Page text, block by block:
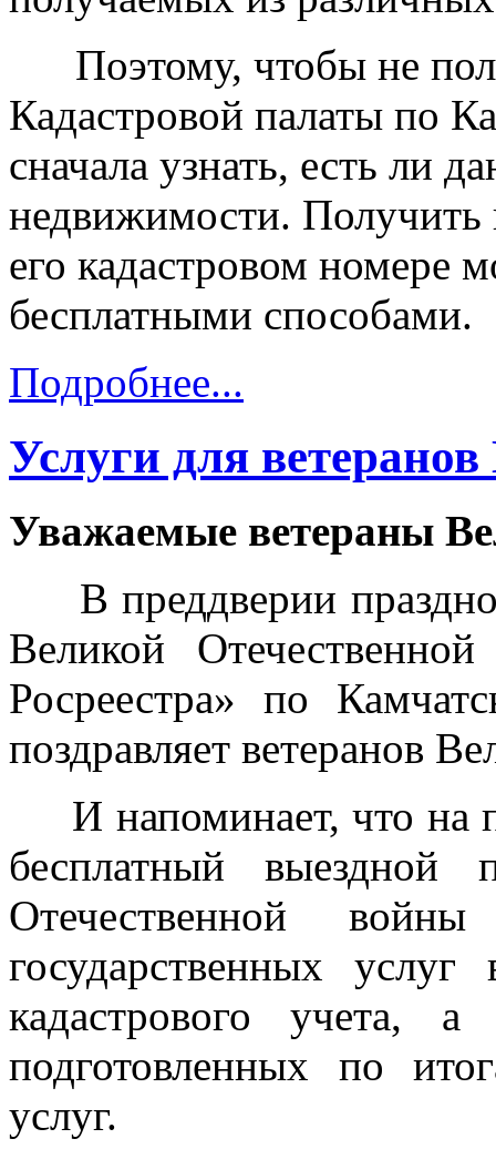
Поэтому, чтобы не
Кадастровой палаты по
сначала узнать, есть ли
недвижимости.
его кадастровом номере
бесплатными способами.
Подробнее...
Услуги для
Уважаемые ветераны
В преддверии
Великой
Росреестра» по
поздравляет ветеранов
И напоминает, что на
бесплатный выездной
Отечественной
государственных
кадастрового учета,
подготовленных по
услуг.